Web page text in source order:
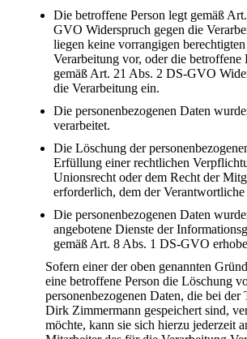
Die betroffene Person legt gemäß
GVO Widerspruch gegen die
liegen keine vorrangigen
Verarbeitung vor, oder die betroffene
gemäß Art. 21 Abs. 2 DS-GVO
die Verarbeitung ein.
Die personenbezogenen Daten
verarbeitet.
Die Löschung der
Erfüllung einer rechtlichen
Unionsrecht oder dem Recht der
erforderlich, dem der
Die personenbezogenen Daten
angebotene Dienste der
gemäß Art. 8 Abs. 1 DS-GVO
Sofern einer der oben genannten
eine betroffene Person die Löschung
personenbezogenen Daten, die bei der
Dirk Zimmermann gespeichert sind,
möchte, kann sie sich hierzu jederzeit